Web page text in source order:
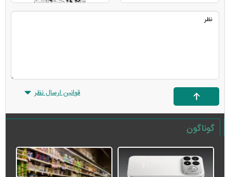
قوانین ارسال نظر
گوناگون